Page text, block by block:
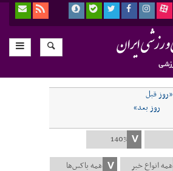
«روز قبل
روز بعد»